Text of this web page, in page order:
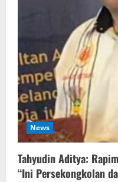
News
‎Tahyudin Aditya:
“Ini Persekongkolan